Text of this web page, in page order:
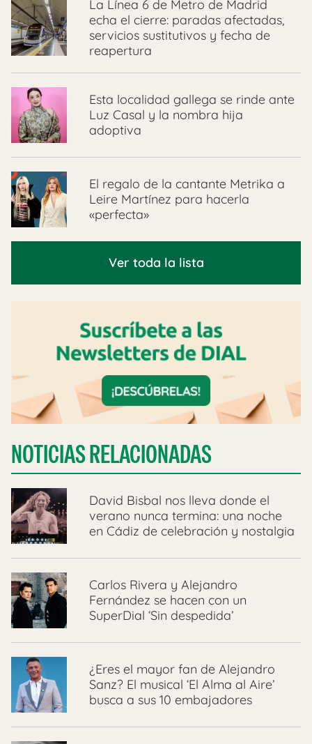
La Línea 6 de Metro de Madrid
echa el cierre: paradas afectadas,
servicios sustitutivos y fecha de
reapertura
Esta localidad gallega se rinde ante
Luz Casal y la nombra hija
adoptiva
El regalo de la cantante Metrika a
Leire Martínez para hacerla
«perfecta»
Ver toda la lista
NOTICIAS RELACIONADAS
David Bisbal nos lleva donde el
verano nunca termina: una noche
en Cádiz de celebración y nostalgia
Carlos Rivera y Alejandro
Fernández se hacen con un
SuperDial ‘Sin despedida’
¿Eres el mayor fan de Alejandro
Sanz? El musical ‘El Alma al Aire’
busca a sus 10 embajadores